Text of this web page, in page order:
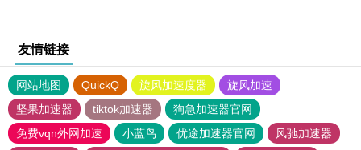
友情链接
网站地图 QuickQ 旋风加速度器
旋风加速
坚果加速器
tiktok加速器
狗急加速器官网
免费vqn外网加速
小蓝鸟 优途加速器官网
风驰加速器